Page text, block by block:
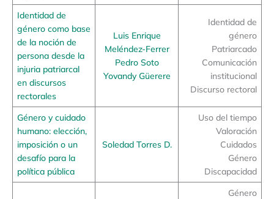
Identidad de
género como base
de la noción de
persona desde la
injuria patriarcal
en discursos
rectorales
Luis Enrique
Meléndez-Ferrer
Pedro Soto
Yovandy Güerere
Identidad de
género
Patriarcado
Comunicación
institucional
Discurso rectoral
Género y cuidado
humano: elección,
imposición o un
desafío para la
política pública
Soledad Torres D.
Uso del tiempo
Valoración
Cuidados
Género
Discapacidad
Género